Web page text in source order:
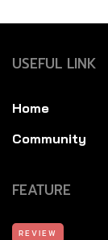
USEFUL LINK
Home
Community
FEATURE
REVIEW